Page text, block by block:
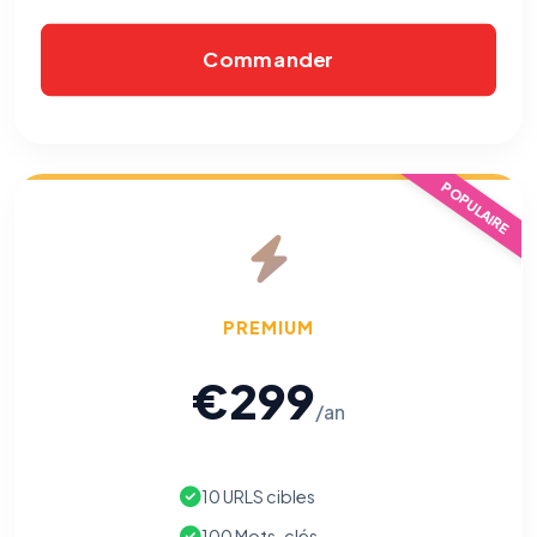
Commander
POPULAIRE
PREMIUM
€299/an
10 URLS cibles
Cookies essentiels TOUJOURS ACTIF
Nécessaires au fonctionnement du site : session, sécurité,
(pages visitées, durée de visite) pour l'améliorer. Données
anonymisées via Google Analytics.
Meta/Facebook). Vous pouvez les refuser sans impact sur
Les e-mails peuvent contenir un pixel d'ouverture et des liens
traçants (Art. 82 loi Informatique et Libertés ; recommandation CNIL
pixels 2026 / FAQ juillet 2026).
Ce suivi n'est pas géré par ce